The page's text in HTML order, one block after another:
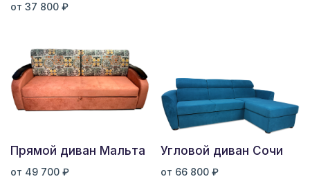
от 37 800 ₽
Прямой диван Мальта
от 49 700 ₽
Угловой диван Сочи
от 66 800 ₽